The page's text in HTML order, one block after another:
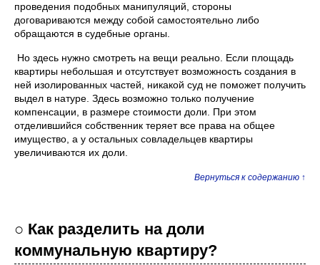
проведения подобных манипуляций, стороны
договариваются между собой самостоятельно либо
обращаются в судебные органы.
Но здесь нужно смотреть на вещи реально. Если площадь
квартиры небольшая и отсутствует возможность создания в
ней изолированных частей, никакой суд не поможет получить
выдел в натуре. Здесь возможно только получение
компенсации, в размере стоимости доли. При этом
отделившийся собственник теряет все права на общее
имущество, а у остальных совладельцев квартиры
увеличиваются их доли.
Вернуться к содержанию ↑
○ Как разделить на доли
коммунальную квартиру?